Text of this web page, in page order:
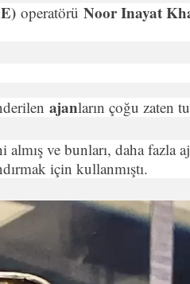
operatörü Noor Inayat
ajanların çoğu zaten
ve bunları, daha fazla
için kullanmıştı.